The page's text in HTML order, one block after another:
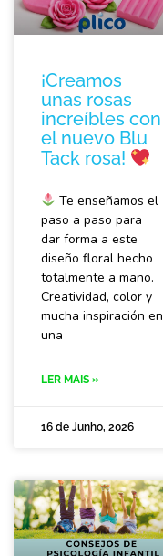
¡Creamos
unas rosas
increíbles con
el nuevo Blu
Tack rosa!
Te enseñamos el
paso a paso para
dar forma a este
diseño floral hecho
totalmente a mano.
Creatividad, color y
mucha inspiración en
una
LER MAIS »
16 de Junho, 2026